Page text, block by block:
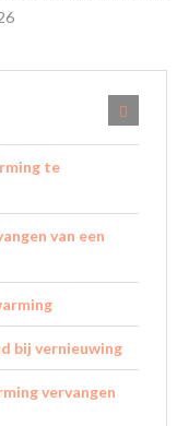
te
van een
bij vernieuwing
vervangen